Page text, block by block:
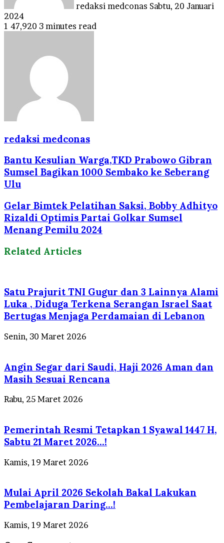
redaksi medconas Sabtu, 20 Januari
2024
1 47,920 3 minutes read
redaksi medconas
Bantu Kesulian Warga,TKD Prabowo Gibran
Sumsel Bagikan 1000 Sembako ke Seberang
Ulu
Gelar Bimtek Pelatihan Saksi, Bobby Adhityo
Rizaldi Optimis Partai Golkar Sumsel
Menang Pemilu 2024
Related Articles
Satu Prajurit TNI Gugur dan 3 Lainnya Alami
Luka , Diduga Terkena Serangan Israel Saat
Bertugas Menjaga Perdamaian di Lebanon
Senin, 30 Maret 2026
Angin Segar dari Saudi, Haji 2026 Aman dan
Masih Sesuai Rencana
Rabu, 25 Maret 2026
Pemerintah Resmi Tetapkan 1 Syawal 1447 H,
Sabtu 21 Maret 2026…!
Kamis, 19 Maret 2026
Mulai April 2026 Sekolah Bakal Lakukan
Pembelajaran Daring…!
Kamis, 19 Maret 2026